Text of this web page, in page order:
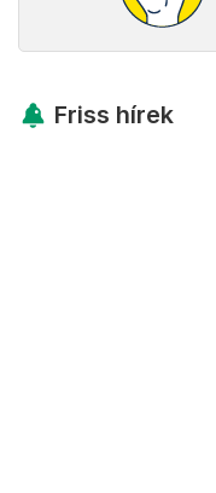
Friss hírek